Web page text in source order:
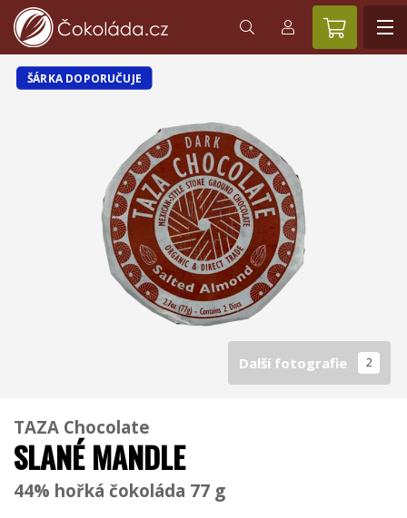
ŠÁRKA DOPORUČUJE
Další fotografie 2
TAZA Chocolate
SLANÉ MANDLE
44% hořká čokoláda 77 g